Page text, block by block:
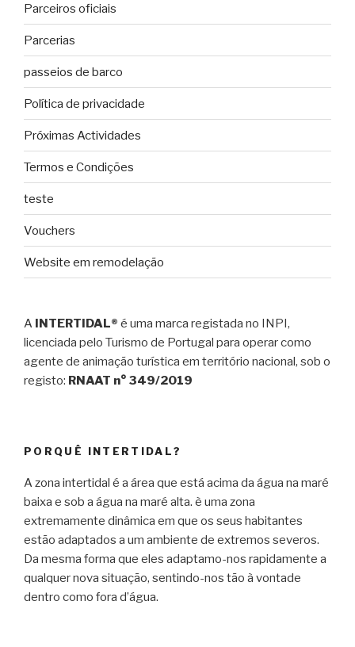
Parceiros oficiais
Parcerias
passeios de barco
Política de privacidade
Próximas Actividades
Termos e Condições
teste
Vouchers
Website em remodelação
A INTERTIDAL® é uma marca registada no INPI,
licenciada pelo Turismo de Portugal para operar como
agente de animação turística em território nacional, sob o
registo: RNAAT n° 349/2019
PORQUÊ INTERTIDAL?
A zona intertidal é a área que está acima da água na maré
baixa e sob a água na maré alta. è uma zona
extremamente dinâmica em que os seus habitantes
estão adaptados a um ambiente de extremos severos.
Da mesma forma que eles adaptamo-nos rapidamente a
qualquer nova situação, sentindo-nos tão à vontade
dentro como fora d’água.